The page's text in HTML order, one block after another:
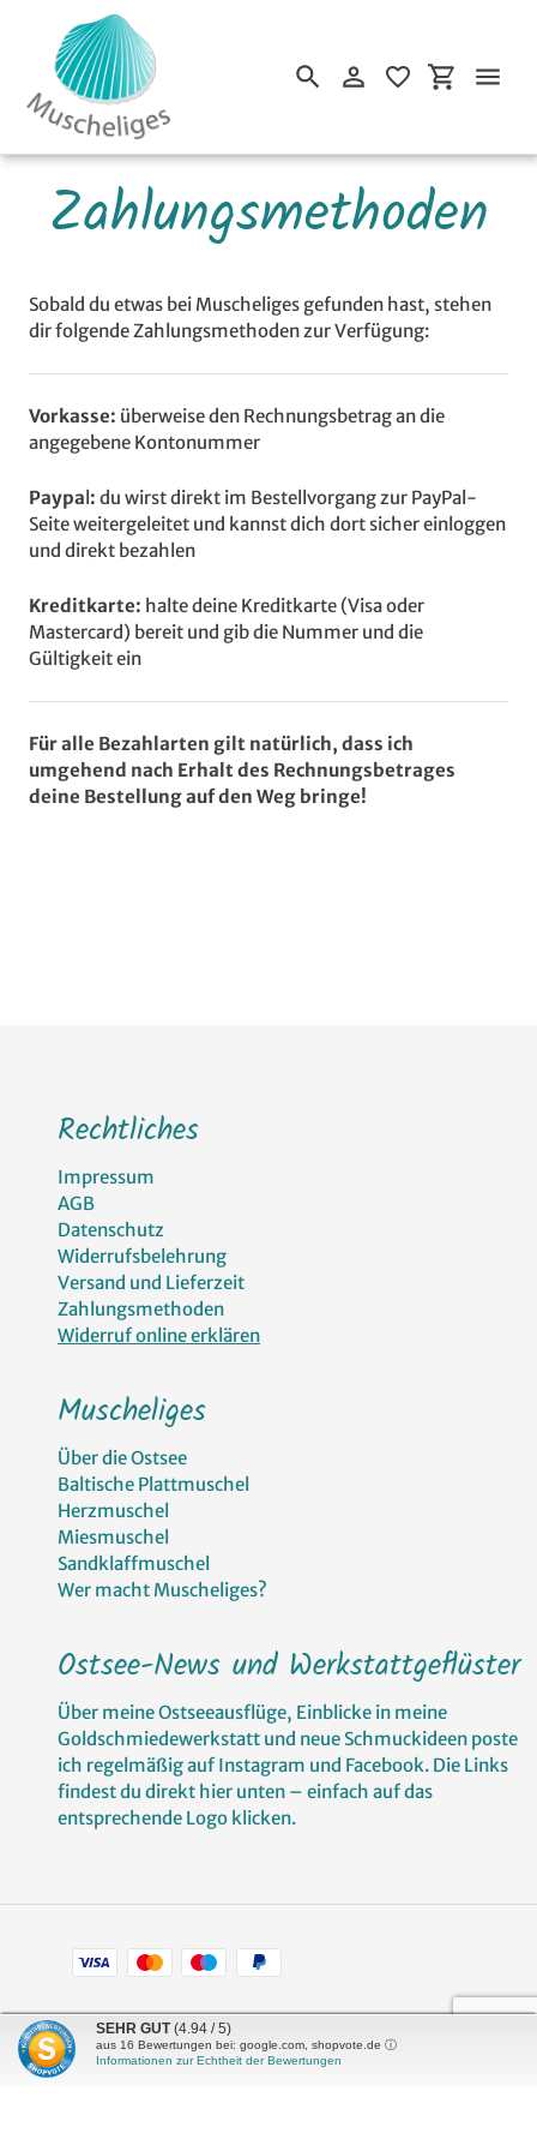
Direkt
SuchenEinloggen
Zahlungsmethoden
Sobald du etwas bei Muscheliges gefunden hast, stehen
dir folgende Zahlungsmethoden zur Verfügung:
Vorkasse: überweise den Rechnungsbetrag an die
angegebene Kontonummer
Paypal: du wirst direkt im Bestellvorgang zur PayPal-
Seite weitergeleitet und kannst dich dort sicher einloggen
und direkt bezahlen
Kreditkarte: halte deine Kreditkarte (Visa oder
Mastercard) bereit und gib die Nummer und die
Gültigkeit ein
Für alle Bezahlarten gilt natürlich, dass ich
umgehend nach Erhalt des Rechnungsbetrages
deine Bestellung auf den Weg bringe!
Rechtliches
Impressum
AGB
Datenschutz
Widerrufsbelehrung
Versand und Lieferzeit
Zahlungsmethoden
Widerruf online erklären
Muscheliges
Über die Ostsee
Baltische Plattmuschel
Herzmuschel
Miesmuschel
Sandklaffmuschel
Wer macht Muscheliges?
Ostsee-News und Werkstattgeflüster
Über meine Ostseeausflüge, Einblicke in meine
Goldschmiedewerkstatt und neue Schmuckideen poste
ich regelmäßig auf Instagram und Facebook. Die Links
findest du direkt hier unten – einfach auf das
entsprechende Logo klicken.
Zahlungsarten
FacebookPinterestInstagram
Shop erstellt mit
Besuche uns auch auf lieber-
SEHR GUT (4.94 / 5)
aus 16 Bewertungen bei: google.com, shopvote.de ⓘ
Informationen zur Echtheit der Bewertungen